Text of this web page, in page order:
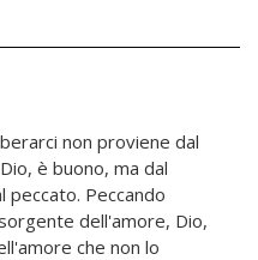
non proviene dal
è buono, ma dal
peccato. Peccando
dell'amore, Dio,
che non lo